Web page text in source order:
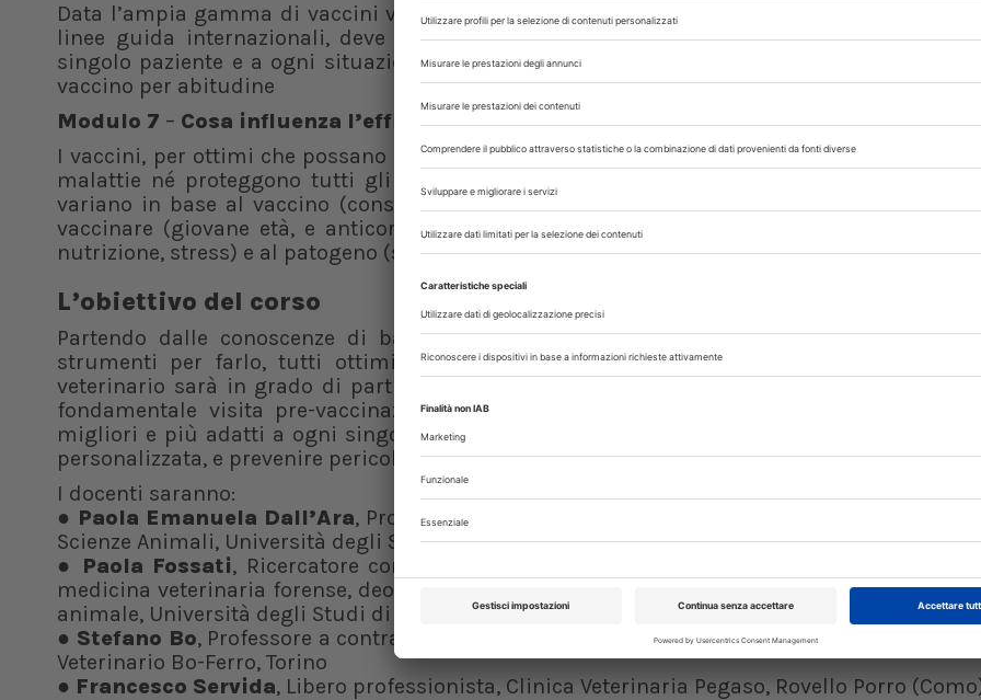
Data l’ampia gamma di vaccini veterinari presenti sul mercato, il medico veterinario,
linee guida internazionali, deve poter essere in grado di scegliere il vaccino più
singolo paziente e a ogni situazione a seconda delle necessità e non utilizzando sempre
vaccino per abitudine
Modulo 7 – Cosa influenza l’efficacia di un vaccino
I vaccini, per ottimi che possano essere, non forniscono una protezione assoluta nei
malattie né proteggono tutti gli animali allo stesso modo: il livello e la durata della
variano in base al vaccino (conservazione, ricostituzione, somministrazione, dose),
vaccinare (giovane età, e anticorpi materni, età avanzata, sesso, taglia, genetica, stato
nutrizione, stress) e al patogeno (sua prevalenza e virulenza)
L’obiettivo del corso
Partendo dalle conoscenze di base su come si può stimolare il sistema immunitario
strumenti per farlo, tutti ottimi per efficacia e sicurezza ma diversi uno dall’altro, il
veterinario sarà in grado di partire con il piede giusto impostando correttamente la
fondamentale visita pre-vaccinazione e scegliendo con criterio e cognizione di causa i
migliori e più adatti a ogni singolo paziente canino o felino, nell'ottica della moderna
personalizzata, e prevenire pericolosi insuccessi vaccinali.
I docenti saranno:
● Paola Emanuela Dall’Ara, Professore associato presso il Dipartimento di Medicina
Scienze Animali, Università degli Studi di Milano.
● Paola Fossati, Ricercatore confermato in ambito di medicina legale e legislazione
medicina veterinaria forense, deontologia veterinaria, legislazione zootecnica e ambientale,
animale, Università degli Studi di Milano
● Stefano Bo, Professore a contratto Università di Torino e libero professionista presso
Veterinario Bo-Ferro, Torino
● Francesco Servida, Libero professionista, Clinica Veterinaria Pegaso, Rovello Porro
XXI Congresso
Nazionale UNISVET
Bologna (BO)
Pillole in
10/10/2026